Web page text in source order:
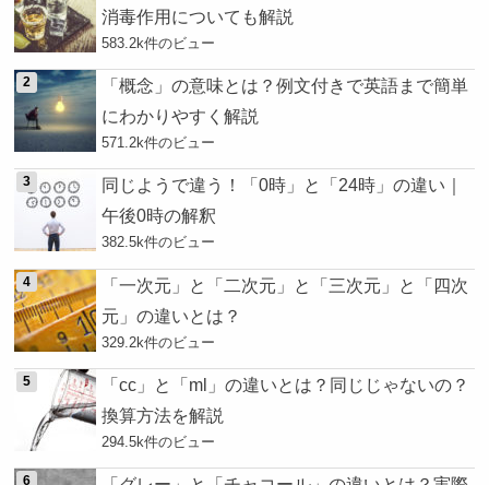
消毒作用についても解説
583.2k件のビュー
「概念」の意味とは？例文付きで英語まで簡単
にわかりやすく解説
571.2k件のビュー
同じようで違う！「0時」と「24時」の違い｜
午後0時の解釈
382.5k件のビュー
「一次元」と「二次元」と「三次元」と「四次
元」の違いとは？
329.2k件のビュー
「cc」と「ml」の違いとは？同じじゃないの？
換算方法を解説
294.5k件のビュー